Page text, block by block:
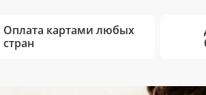
Оплата картами любых
стран